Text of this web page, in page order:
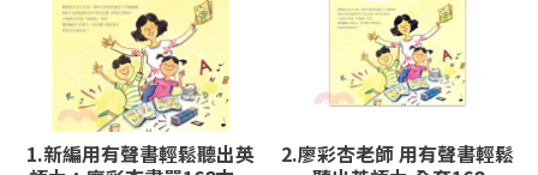
1.新編用有聲書輕鬆聽出英
2.廖彩杏老師 用有聲書輕鬆